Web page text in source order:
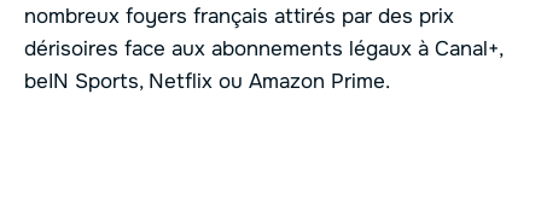
nombreux foyers français attirés par des prix
dérisoires face aux abonnements légaux à Canal+,
beIN Sports, Netflix ou Amazon Prime.